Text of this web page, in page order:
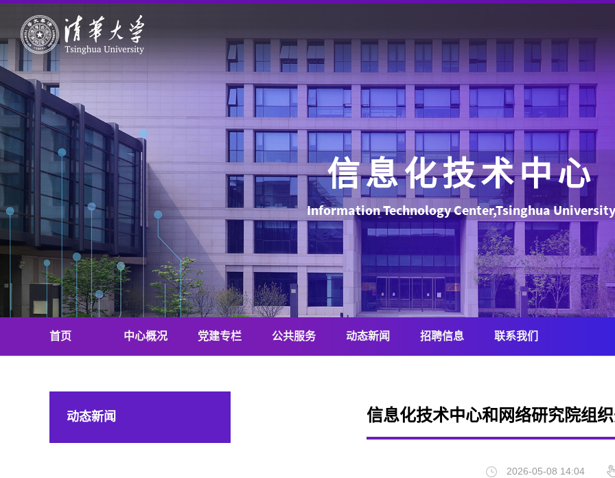
信息化技术中心
Information Technology Center,Tsinghua University
首页 中心概况 党建专栏 公共服务 动态新闻 招聘信息 联系我们
动态新闻 信息化技术中心和网络研究院组
2026-05-08 14:04